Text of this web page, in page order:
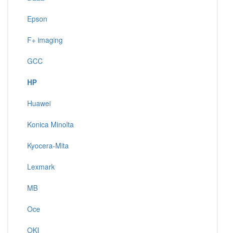
Epson
F+ imaging
GCC
HP
Huawei
Konica Minolta
Kyocera-Mita
Lexmark
MB
Oce
OKI